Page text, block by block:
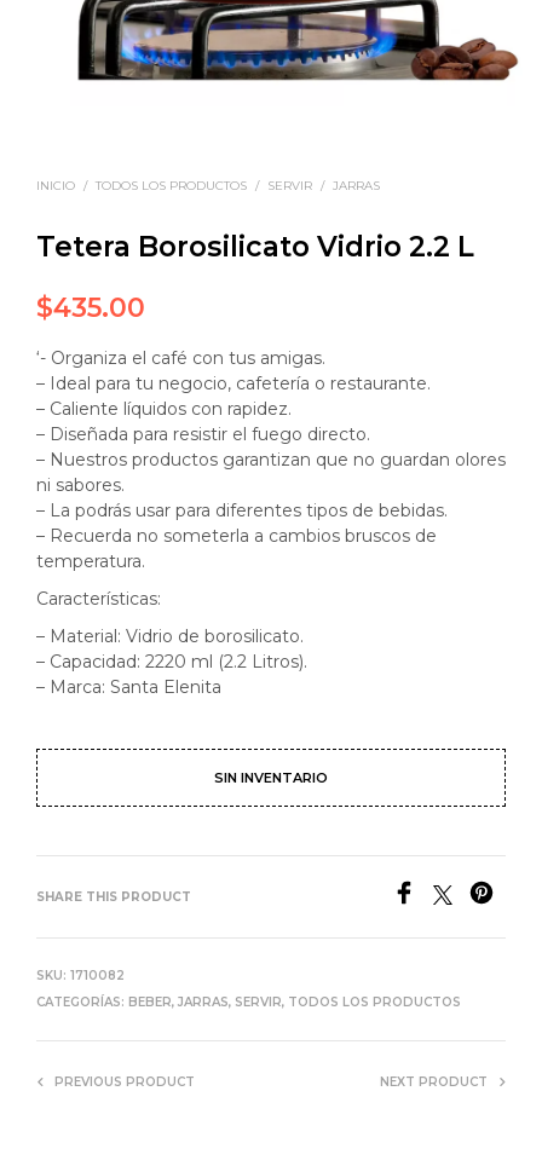
INICIO / TODOS LOS PRODUCTOS / SERVIR / JARRAS
Tetera Borosilicato Vidrio 2.2 L
$435.00
‘- Organiza el café con tus amigas.
– Ideal para tu negocio, cafetería o restaurante.
– Caliente líquidos con rapidez.
– Diseñada para resistir el fuego directo.
– Nuestros productos garantizan que no guardan olores
ni sabores.
– La podrás usar para diferentes tipos de bebidas.
– Recuerda no someterla a cambios bruscos de
temperatura.
Características:
– Material: Vidrio de borosilicato.
– Capacidad: 2220 ml (2.2 Litros).
– Marca: Santa Elenita
SIN INVENTARIO
SHARE THIS PRODUCT
SKU: 1710082
CATEGORÍAS: BEBER, JARRAS, SERVIR, TODOS LOS PRODUCTOS
PREVIOUS PRODUCT NEXT PRODUCT